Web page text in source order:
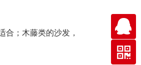
；木藤类的沙发，